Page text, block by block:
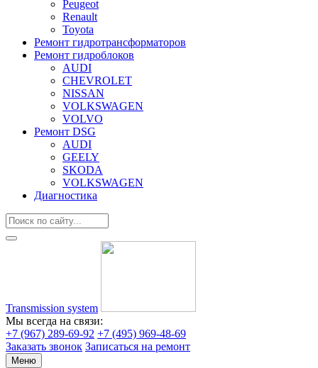
Peugeot
Renault
Toyota
Ремонт гидротрансформаторов
Ремонт гидроблоков
AUDI
CHEVROLET
NISSAN
VOLKSWAGEN
VOLVO
Ремонт DSG
AUDI
GEELY
SKODA
VOLKSWAGEN
Диагностика
Transmission system
Мы всегда на связи:
+7 (967) 289-69-92 +7 (495) 969-48-69
Заказать звонок Записаться на ремонт
Меню